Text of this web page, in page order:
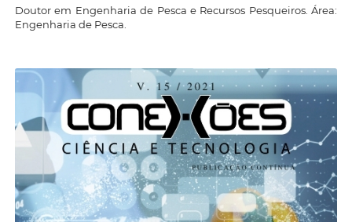
Doutor em Engenharia de Pesca e Recursos Pesqueiros. Área:
Engenharia de Pesca.